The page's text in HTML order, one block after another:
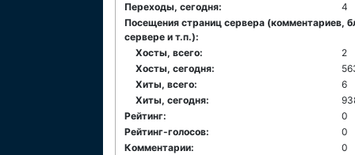
Переходы, сегодня:
4
Посещения страниц сервера (комментариев,
сервере и т.п.):
Хосты, всего:
2
Хосты, сегодня:
Хиты, всего:
6
Хиты, сегодня:
Рейтинг:
0
Рейтинг-голосов:
0
Комментарии:
0